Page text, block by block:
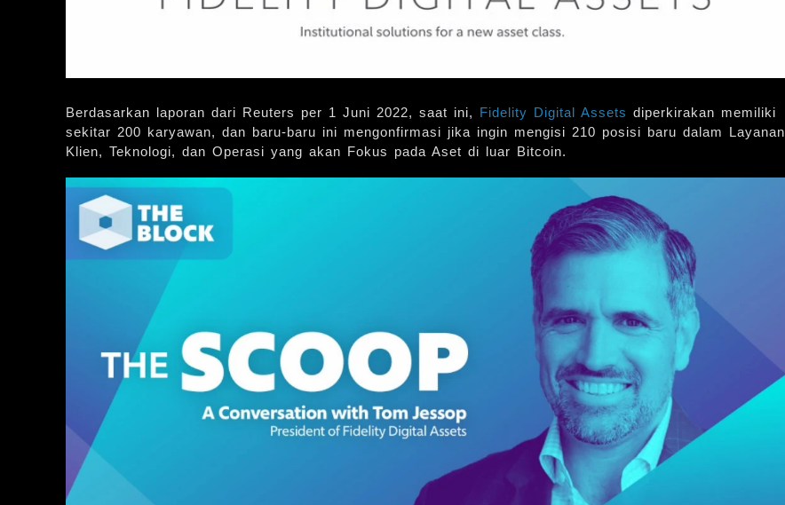
Berdasarkan laporan dari Reuters per 1 Juni 2022, saat ini, Fidelity Digital Assets diperkirakan memiliki
sekitar 200 karyawan, dan baru-baru ini mengonfirmasi jika ingin mengisi 210 posisi baru dalam Layanan
Klien, Teknologi, dan Operasi yang akan Fokus pada Aset di luar Bitcoin.